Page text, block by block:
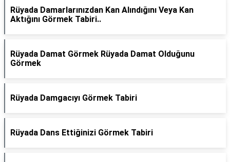
Rüyada Damarlarınızdan Kan Alındığını Veya Kan
Aktığını Görmek Tabiri..
Rüyada Damat Görmek Rüyada Damat Olduğunu
Görmek
Rüyada Damgacıyı Görmek Tabiri
Rüyada Dans Ettiğinizi Görmek Tabiri